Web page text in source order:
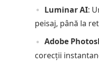
Luminar AI:
peisaj, până la
Adobe
corecții